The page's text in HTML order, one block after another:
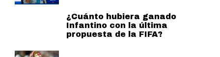
¿Cuánto hubiera ganado
Infantino con la última
propuesta de la FIFA?